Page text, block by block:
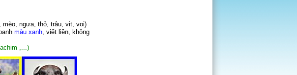
mèo, ngựa, thỏ, trâu, vịt, voi)
màu xanh, viết liền, không
,...)